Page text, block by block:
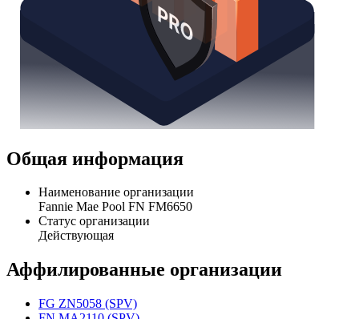
Общая информация
Наименование организации
Fannie Mae Pool FN FM6650
Статус организации
Действующая
Аффилированные организации
FG ZN5058 (SPV)